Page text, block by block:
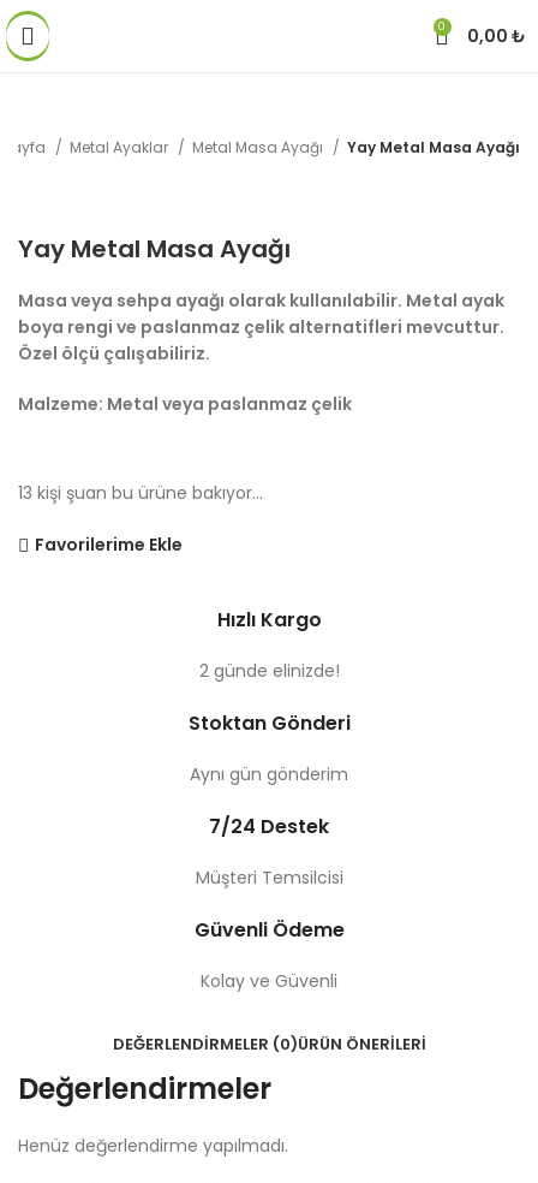
0 0,00 ₺
Metal Ayaklar Metal Masa Ayağı Yay Metal Masa Ayağı
Yay Metal Masa Ayağı
Masa veya sehpa ayağı olarak kullanılabilir. Metal ayak
boya rengi ve paslanmaz çelik alternatifleri mevcuttur.
Özel ölçü çalışabiliriz.
Malzeme: Metal veya paslanmaz çelik
13 kişi şuan bu ürüne bakıyor...
Favorilerime Ekle
Hızlı Kargo
2 günde elinizde!
Stoktan Gönderi
Aynı gün gönderim
7/24 Destek
Müşteri Temsilcisi
Güvenli Ödeme
Kolay ve Güvenli
DEĞERLENDIRMELER (0)ÜRÜN ÖNERILERI
Değerlendirmeler
Henüz değerlendirme yapılmadı.